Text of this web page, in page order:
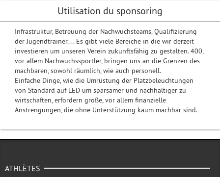
Utilisation du sponsoring
Infrastruktur, Betreuung der Nachwuchsteams, Qualifizierung
der Jugendtrainer.... Es gibt viele Bereiche in die wir derzeit
investieren um unseren Verein zukunftsfähig zu gestalten. 400,
vor allem Nachwuchssportler, bringen uns an die Grenzen des
machbaren, sowohl räumlich, wie auch personell.
Einfache Dinge, wie die Umrüstung der Platzbeleuchtungen
von Standard auf LED um sparsamer und nachhaltiger zu
wirtschaften, erfordern große, vor allem finanzielle
Anstrengungen, die ohne Unterstützung kaum machbar sind.
ATHLÈTES